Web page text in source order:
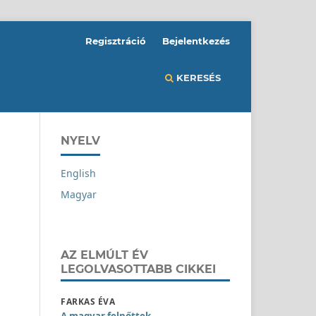
KERESÉS
Regisztráció Bejelentkezés
NYELV
English
Magyar
AZ ELMÚLT ÉV
LEGOLVASOTTABB CIKKEI
FARKAS ÉVA